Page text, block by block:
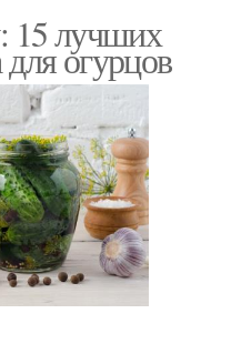
15 лучших
огурцов